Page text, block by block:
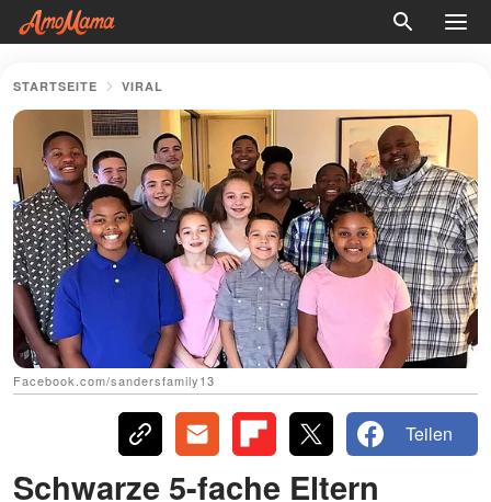
STARTSEITE VIRAL
Facebook.com/sandersfamily13
Teilen
Schwarze 5-fache Eltern